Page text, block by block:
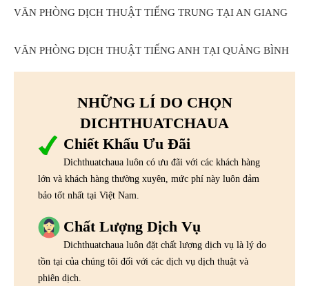
VĂN PHÒNG DỊCH THUẬT TIẾNG TRUNG TẠI AN GIANG
VĂN PHÒNG DỊCH THUẬT TIẾNG ANH TẠI QUẢNG BÌNH
NHỮNG LÍ DO CHỌN
DICHTHUATCHAUA
Chiết Khấu Ưu Đãi
Dichthuatchaua luôn có ưu đãi với các khách hàng
lớn và khách hàng thường xuyên, mức phí này luôn đảm
bảo tốt nhất tại Việt Nam.
Chất Lượng Dịch Vụ
Dichthuatchaua luôn đặt chất lượng dịch vụ là lý do
tồn tại của chúng tôi đối với các dịch vụ dịch thuật và
phiên dịch.